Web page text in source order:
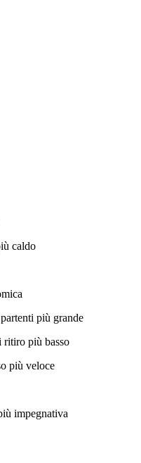
caldo
più grande
ritiro più basso
più veloce
impegnativa